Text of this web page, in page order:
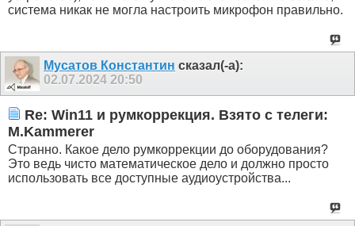
система никак не могла настроить микрофон правильно.
Мусатов Константин сказал(-а):
02.07.2024 20:50
Re: Win11 и румкоррекция. Взято с телеги:
M.Kammerer
Странно. Какое дело румкоррекции до оборудования?
Это ведь чисто математическое дело и должно просто
использовать все доступные аудиоустройства...